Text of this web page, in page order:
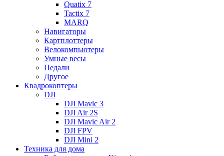
Quatix 7
Tactix 7
MARQ
Навигаторы
Картплоттеры
Велокомпьютеры
Умные весы
Педали
Другое
Квадрокоптеры
DJI
DJI Mavic 3
DJI Air 2S
DJI Mavic Air 2
DJI FPV
DJI Mini 2
Техника для дома